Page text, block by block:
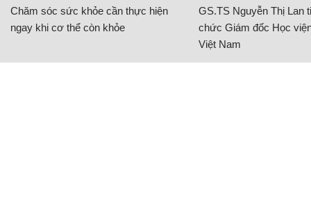
Chăm sóc sức khỏe cần thực hiện
ngay khi cơ thể còn khỏe
GS.TS Nguyễn Thị Lan
chức Giám đốc Học
Việt Nam